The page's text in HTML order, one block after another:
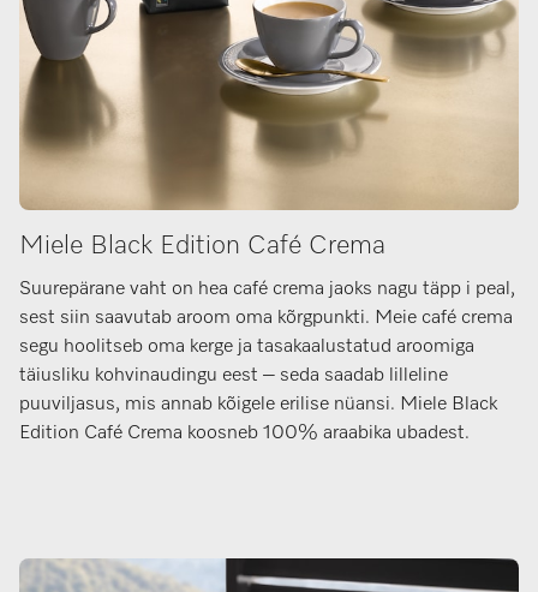
Miele Black Edition Café Crema
Suurepärane vaht on hea café crema jaoks nagu täpp i peal,
sest siin saavutab aroom oma kõrgpunkti. Meie café crema
segu hoolitseb oma kerge ja tasakaalustatud aroomiga
täiusliku kohvinaudingu eest – seda saadab lilleline
puuviljasus, mis annab kõigele erilise nüansi. Miele Black
Edition Café Crema koosneb 100% araabika ubadest.